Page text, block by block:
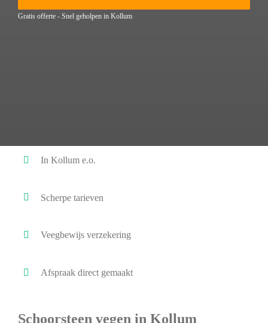
Gratis offerte - Snel geholpen in Kollum
In Kollum e.o.
Scherpe tarieven
Veegbewijs verzekering
Afspraak direct gemaakt
Schoorsteen vegen in Kollum